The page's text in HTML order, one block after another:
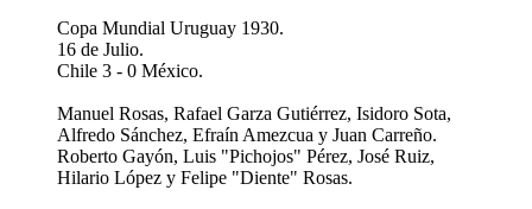
Copa Mundial Uruguay 1930.
16 de Julio.
Chile 3 - 0 México.
Manuel Rosas, Rafael Garza Gutiérrez, Isidoro Sota,
Alfredo Sánchez, Efraín Amezcua y Juan Carreño.
Roberto Gayón, Luis "Pichojos" Pérez, José Ruiz,
Hilario López y Felipe "Diente" Rosas.